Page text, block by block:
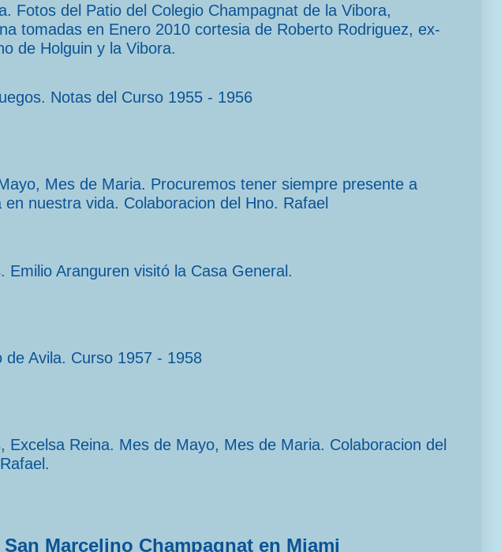
Fotos del Patio del Colegio Champagnat de la Vibora,
tomadas en Enero 2010 cortesia de Roberto Rodriguez, ex-
de Holguin y la Vibora.
Notas del Curso 1955 - 1956
Mes de Maria. Procuremos tener siempre presente a
en nuestra vida. Colaboracion del Hno. Rafael
Emilio Aranguren visitó la Casa General.
de Avila. Curso 1957 - 1958
Excelsa Reina. Mes de Mayo, Mes de Maria. Colaboracion del
Marcelino Champagnat en Miami